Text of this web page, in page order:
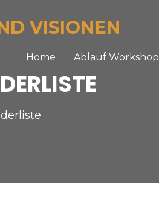
Home Ablauf Workshop